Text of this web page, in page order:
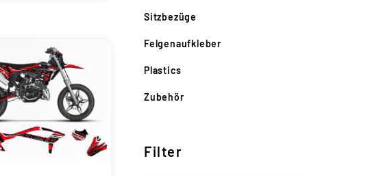
Sitzbezüge
Felgenaufkleber
Plastics
Zubehör
Filter